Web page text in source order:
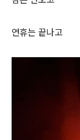
연휴는 끝나고